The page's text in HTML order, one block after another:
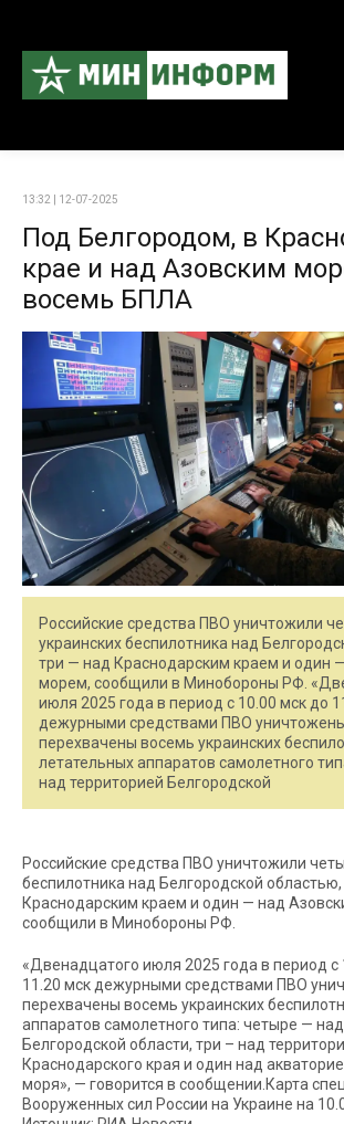
13:32 | 12-07-2025
Под Белгородом, в
крае и над Азовским
восемь БПЛА
Российские средства ПВО уничтожили
украинских беспилотника над
три — над Краснодарским краем и один
морем, сообщили в Минобороны РФ.
июля 2025 года в период с 10.00 мск до
дежурными средствами ПВО
перехвачены восемь украинских
летательных аппаратов самолетного
над территорией Белгородской
Российские средства ПВО уничтожили
беспилотника над Белгородской
Краснодарским краем и один — над
сообщили в Минобороны РФ.
«Двенадцатого июля 2025 года в период с
11.20 мск дежурными средствами ПВО
перехвачены восемь украинских
аппаратов самолетного типа: четыре —
Белгородской области, три – над
Краснодарского края и один над
моря», — говорится в сообщении.Карта
Вооруженных сил России на Украине на